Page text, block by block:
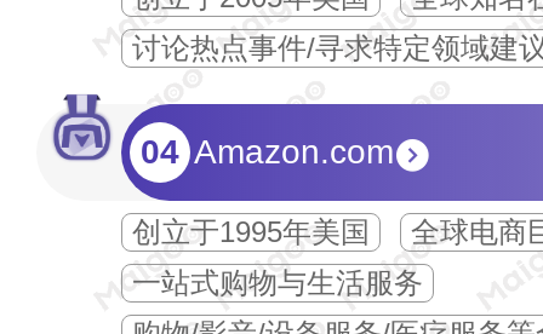
讨论热点事件/寻求特定领域建
04 Amazon.com
创立于1995年美国
全球电商
一站式购物与生活服务